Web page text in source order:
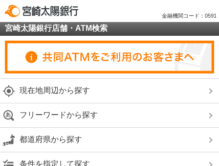
金融機関コード：0591
宮崎太陽銀行店舗・ATM検索
現在地周辺から探す
フリーワードから探す
都道府県から探す
条件を指定して探す